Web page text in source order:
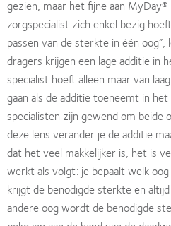
gezien, maar het ﬁjne aan
zorgspecialist zich enkel bezig
passen van de sterkte in één
dragers krijgen een lage additie in
specialist hoeft alleen maar van
gaan als de additie toeneemt in
specialisten zijn gewend om beide
deze lens verander je de additie
dat het veel makkelijker is, het is
werkt als volgt: je bepaalt welk
krijgt de benodigde sterkte en
andere oog wordt de benodigde